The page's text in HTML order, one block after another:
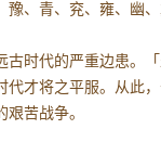
豫、青、兖、雍、幽
时代的严重边患。「
代才将之平服。从此
苦战争。